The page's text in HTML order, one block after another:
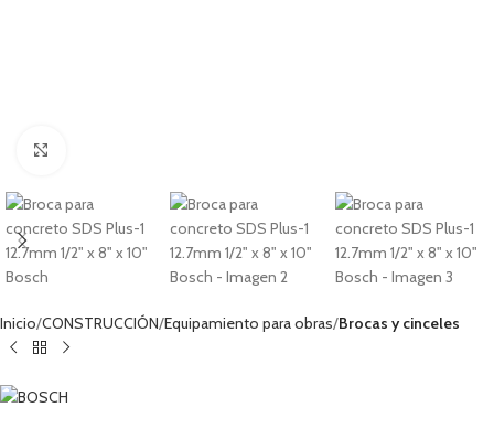
Inicio CONSTRUCCIÓN Equipamiento para obras Brocas y cinceles